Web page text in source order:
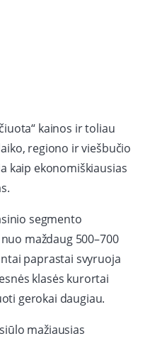
kainos ir toliau
regiono ir viešbučio
kaip ekonomiškiausias
segmento
maždaug 500–700
paprastai svyruoja
klasės kurortai
gerokai daugiau.
mažiausias